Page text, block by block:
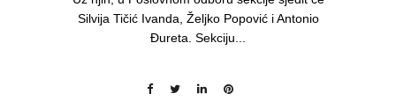
Silvija Tičić Ivanda, Željko Popović i Antonio
Đureta. Sekciju...